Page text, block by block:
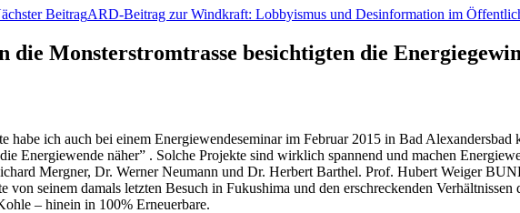
BeitragARD-Bei­trag zur Wind­kraft: Lob­by­is­mus und Des­in­for­ma­ti­on im
die Mons­ter­strom­tras­se besich­tig­ten die
habe ich auch bei einem Ener­gie­wen­de­se­mi­nar im Febru­ar 2015 in Bad
Ener­gie­wen­de näher” . Sol­che Pro­jek­te sind wirk­lich span­nend und machen
Mer­gner, Dr. Wer­ner Neu­mann und Dr. Her­bert Bart­hel. Prof. Hubert Wei­ger
sei­nem damals letz­ten Besuch in Fuku­shi­ma und den erschre­cken­den
– hin­ein in 100% Erneuerbare.